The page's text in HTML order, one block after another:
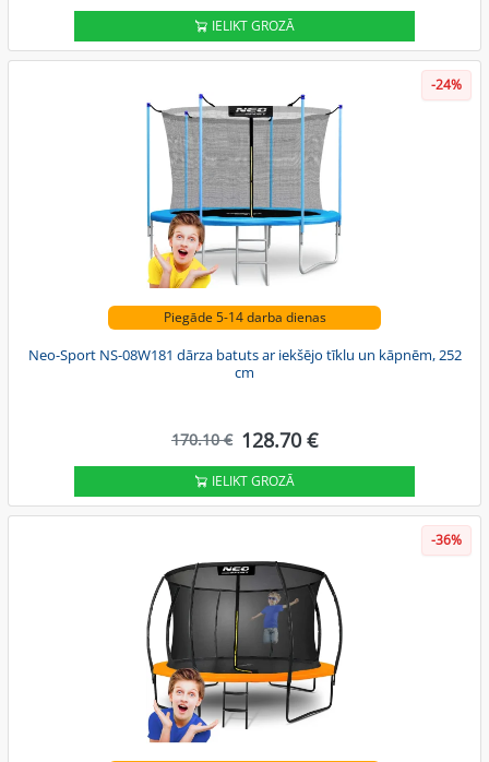
IELIKT GROZĀ
-24%
Piegāde 5-14 darba dienas
Neo-Sport NS-08W181 dārza batuts ar iekšējo tīklu un kāpnēm, 252
cm
170.10 € 128.70 €
IELIKT GROZĀ
-36%